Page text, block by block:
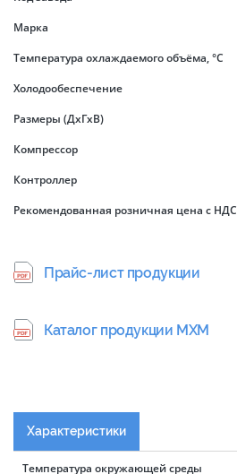
Марка
Температура охлаждаемого объёма, °C
Холодообеспечение
Размеры (ДхГхВ)
Компрессор
Контроллер
Рекомендованная розничная цена с НДС
Прайс-лист продукции
Каталог продукции МХМ
Характеристики
Температура окружающей среды